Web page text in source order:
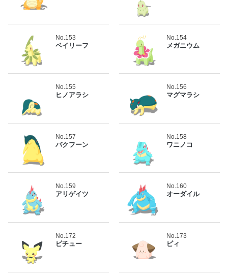
No.153
ベイリーフ
No.154
メガニウム
No.155
ヒノアラシ
No.156
マグマラシ
No.157
バクフーン
No.158
ワニノコ
No.159
アリゲイツ
No.160
オーダイル
No.172
ピチュー
No.173
ピィ